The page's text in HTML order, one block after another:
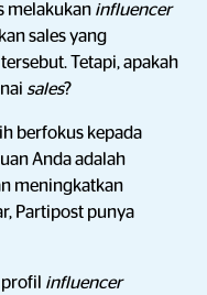
melakukan influencer
sales yang
tersebut. Tetapi, apakah
sales?
berfokus kepada
Anda adalah
meningkatkan
Partipost punya
influencer